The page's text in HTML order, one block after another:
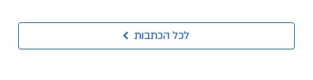
לכל הכתבות